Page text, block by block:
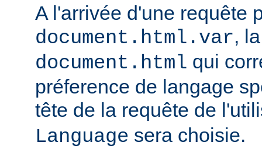
A l'arrivée d'une requête
document.html.var,
document.html qui
préference de langage
tête de la requête de
Language sera choisie.